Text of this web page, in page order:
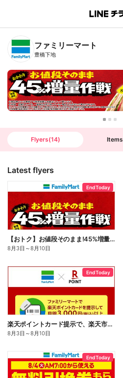
B
n
T
ファミリーマート
豊橋下地
Flyers(14) Items
Latest flyers
End Today
【おトク】お値段そのまま!45%増量作戦!
8月3日 ～8月10日
End Today
楽天ポイントカード提示で、楽天市場でのお買い物がおトクに!
8月3日 ～8月10日
End Today